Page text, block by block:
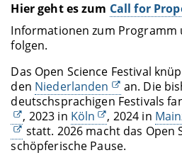
Hier geht es zum Call for
Informationen zum Programm
folgen.
Das Open Science Festival
den Niederlanden
an. Die
deutschsprachigen Festivals
, 2023 in Köln , 2024 in
statt. 2026 macht das Open
schöpferische Pause.